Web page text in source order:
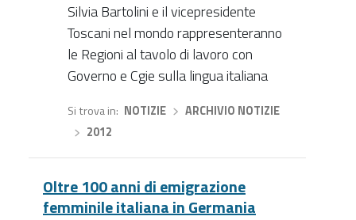
Silvia Bartolini e il vicepresidente
Toscani nel mondo rappresenteranno
le Regioni al tavolo di lavoro con
Governo e Cgie sulla lingua italiana
Si trova in NOTIZIE›
ARCHIVIO NOTIZIE
2012
Oltre 100 anni di emigrazione
femminile italiana in Germania